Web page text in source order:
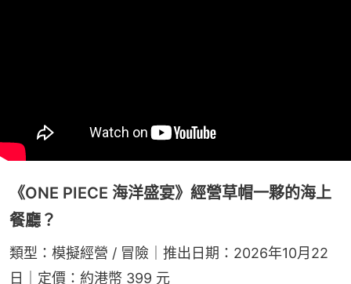
《ONE PIECE 海洋盛宴》經營草帽一夥的海上
餐廳？
類型：模擬經營 / 冒險｜推出日期：2026年10月22
日｜定價：約港幣 399 元